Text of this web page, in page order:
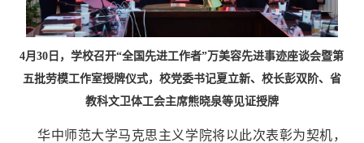
4月30日，学校召开“全国先进工作者”万美容先进事迹座谈会暨第
五批劳模工作室授牌仪式，校党委书记夏立新、校长彭双阶、省
教科文卫体工会主席熊晓泉等见证授牌
华中师范大学马克思主义学院将以此次表彰为契机，